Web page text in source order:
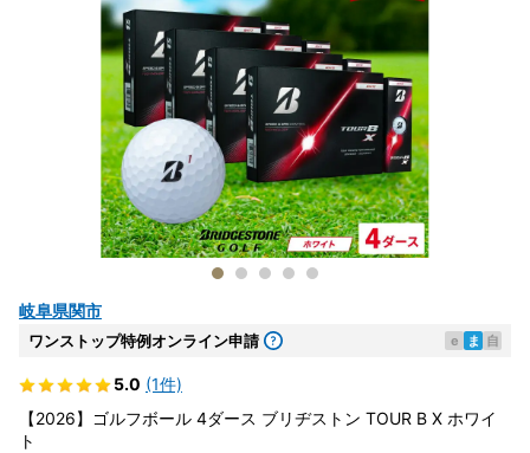
岐阜県関市
ワンストップ特例オンライン申請 e ま 自
5.0 (1件)
【2026】ゴルフボール 4ダース ブリヂストン TOUR B X ホワイ
ト